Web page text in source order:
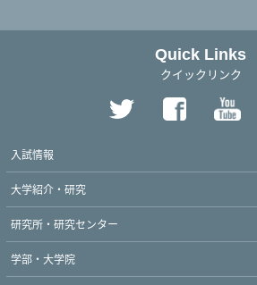
Quick Links
クイックリンク
入試情報
大学紹介・研究
研究所・研究センター
学部・大学院